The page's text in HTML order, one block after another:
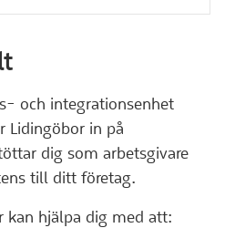
och integrationsenhet
Lidingöbor in på
dig som arbetsgivare
till ditt företag.
kan hjälpa dig med att: